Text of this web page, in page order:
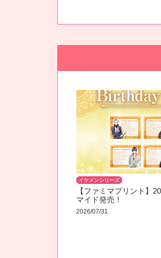
イケメンシリーズ
【ファミマプリント】
マイド発売！
2026/07/31